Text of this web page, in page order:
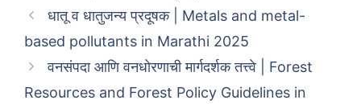
धातू व धातुजन्य प्रदूषक | Metals and metal-
based pollutants in Marathi 2025
वनसंपदा आणि वनधोरणाची मार्गदर्शक तत्त्वे | Forest
Resources and Forest Policy Guidelines in